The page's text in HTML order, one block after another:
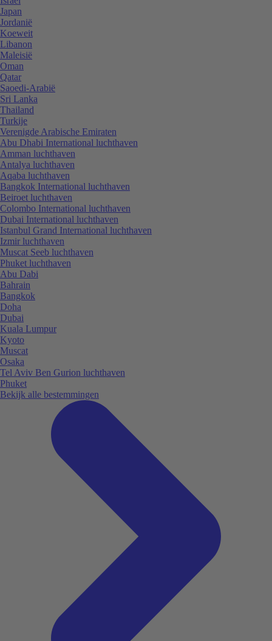
Japan
Jordanië
Koeweit
Libanon
Maleisië
Oman
Qatar
Saoedi-Arabië
Sri Lanka
Thailand
Turkije
Verenigde Arabische Emiraten
Abu Dhabi International luchthaven
Amman luchthaven
Antalya luchthaven
Aqaba luchthaven
Bangkok International luchthaven
Beiroet luchthaven
Colombo International luchthaven
Dubai International luchthaven
Istanbul Grand International luchthaven
Izmir luchthaven
Muscat Seeb luchthaven
Phuket luchthaven
Abu Dabi
Bahrain
Bangkok
Doha
Dubai
Kuala Lumpur
Kyoto
Muscat
Osaka
Tel Aviv Ben Gurion luchthaven
Phuket
Bekijk alle bestemmingen